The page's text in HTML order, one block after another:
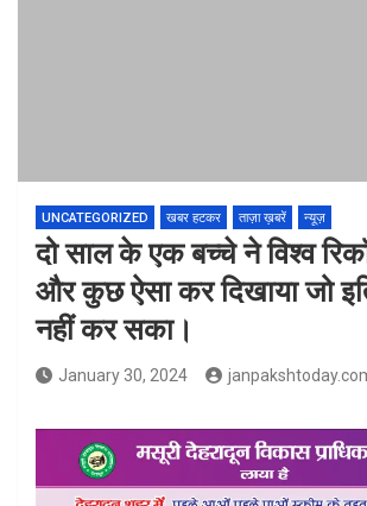
UNCATEGORIZED खबर हटकर ताज़ा ख़बरें न्यूज़
दो साल के एक बच्चे ने विश्व
और कुछ ऐसा कर दिखाया जो
नहीं कर सका।
January 30, 2024